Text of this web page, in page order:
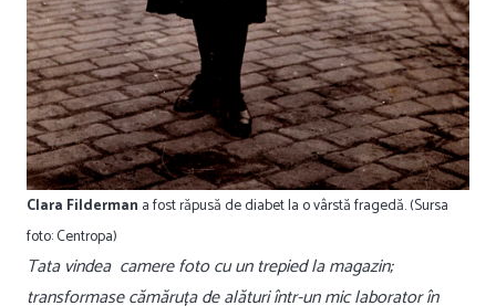
Clara Filderman a fost răpusă de diabet la o vârstă fragedă. (Sursa
foto: Centropa)
Tata vindea camere foto cu un trepied la magazin;
transformase cămăruța de alături într-un mic laborator în